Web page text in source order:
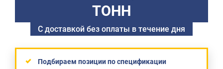
ТОНН
С доставкой без оплаты в течение дня
Подбираем позиции по спецификации